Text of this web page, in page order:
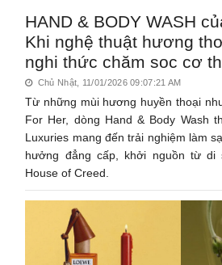
HAND & BODY WASH
Khi nghệ thuật hương
nghi thức chăm soc cơ
Chủ Nhật, 11/01/2026 09:07:21 AM
Từ những mùi hương huyền thoại
For Her, dòng Hand & Body Wash
Luxuries mang đến trải nghiệm làm
hưởng đẳng cấp, khởi nguồn từ di
House of Creed.